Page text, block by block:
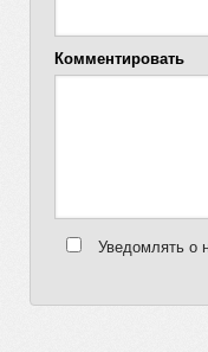
Комментировать
Уведомлять о